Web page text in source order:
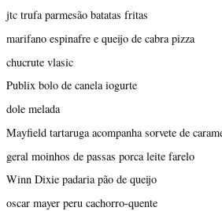
jtc trufa parmesão batatas fritas
marifano espinafre e queijo de cabra pizza
chucrute vlasic
Publix bolo de canela iogurte
dole melada
Mayfield tartaruga acompanha sorvete de
geral moinhos de passas porca leite farelo
Winn Dixie padaria pão de queijo
oscar mayer peru cachorro-quente